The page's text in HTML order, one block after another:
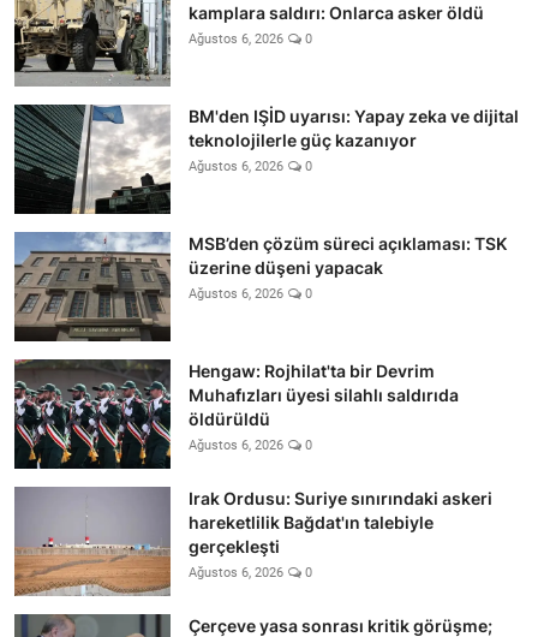
kamplara saldırı: Onlarca asker öldü
Ağustos 6, 2026 0
BM'den IŞİD uyarısı: Yapay zeka ve dijital
teknolojilerle güç kazanıyor
Ağustos 6, 2026 0
MSB’den çözüm süreci açıklaması: TSK
üzerine düşeni yapacak
Ağustos 6, 2026 0
Hengaw: Rojhilat'ta bir Devrim
Muhafızları üyesi silahlı saldırıda
öldürüldü
Ağustos 6, 2026 0
Irak Ordusu: Suriye sınırındaki askeri
hareketlilik Bağdat'ın talebiyle
gerçekleşti
Ağustos 6, 2026 0
Çerçeve yasa sonrası kritik görüşme;